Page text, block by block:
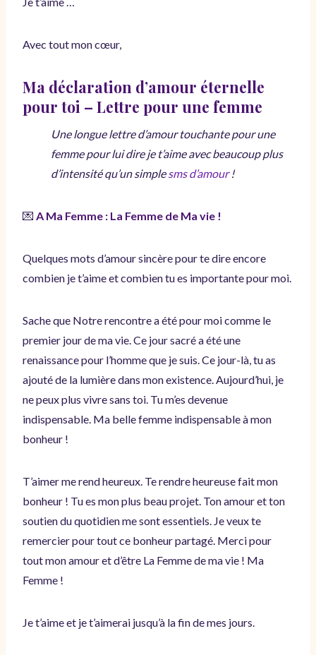
Avec tout mon cœur,
Ma déclaration d’amour éternelle
pour toi – Lettre pour une femme
Une longue lettre d’amour touchante pour une
femme pour lui dire je t’aime avec beaucoup plus
d’intensité qu’un simplesms d’amour!
💌 A Ma Femme : La Femme de Ma vie !
Quelques mots d’amour sincère pour te dire encore
combien je t’aime et combien tu es importante pour moi.
Sache que Notre rencontre a été pour moi comme le
premier jour de ma vie. Ce jour sacré a été une
renaissance pour l’homme que je suis. Ce jour-là, tu as
ajouté de la lumière dans mon existence. Aujourd’hui, je
ne peux plus vivre sans toi. Tu m’es devenue
indispensable. Ma belle femme indispensable à mon
bonheur !
T’aimer me rend heureux. Te rendre heureuse fait mon
bonheur ! Tu es mon plus beau projet. Ton amour et ton
soutien du quotidien me sont essentiels. Je veux te
remercier pour tout ce bonheur partagé. Merci pour
tout mon amour et d’être La Femme de ma vie ! Ma
Femme !
Je t’aime et je t’aimerai jusqu’à la fin de mes jours.